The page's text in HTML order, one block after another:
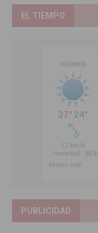
EL TIEMPO
PUBLICIDAD